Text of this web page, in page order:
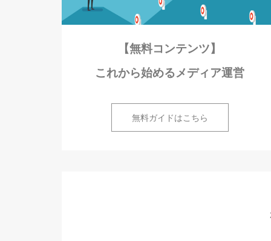
【無料コンテンツ】
これから始めるメディア運営
無料ガイドはこちら